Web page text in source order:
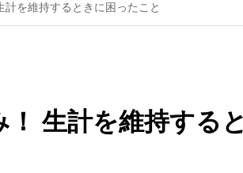
を維持するときに困ったこと
生計を維持する